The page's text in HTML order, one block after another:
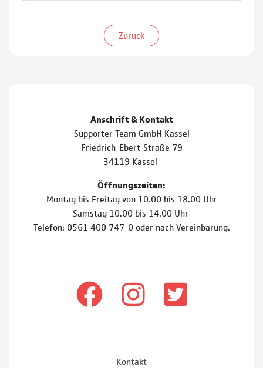
Zurück
Anschrift & Kontakt
Supporter-Team GmbH Kassel
Friedrich-Ebert-Straße 79
34119 Kassel
Öffnungszeiten:
Montag bis Freitag von 10.00 bis 18.00 Uhr
Samstag 10.00 bis 14.00 Uhr
Telefon: 0561 400 747-0 oder nach Vereinbarung.
Kontakt